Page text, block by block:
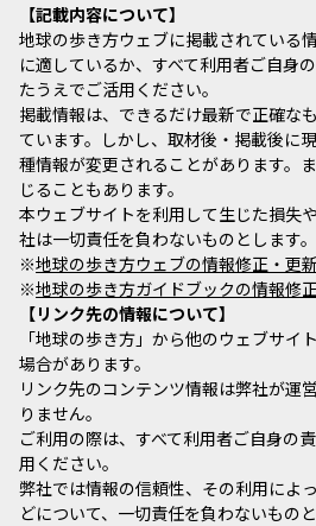
記載内容について
地球の歩き方ウェブに掲載されている
に適しているか、すべて利用者ご自身
たうえでご活用ください。
掲載情報は、できるだけ最新で正確な
ています。しかし、取材後・掲載後に
種情報が変更されることがあります。
じることもあります。
本ウェブサイトを利用して生じた損失
社は一切責任を負わないものとします。
※地球の歩き方ウェブの情報修正・更
※地球の歩き方ガイドブックの情報修
リンク先の情報について
「地球の歩き方」から他のウェブサイ
場合があります。
リンク先のコンテンツ情報は弊社が運
りません。
ご利用の際は、すべて利用者ご自身の
用ください。
弊社では情報の信頼性、その利用によ
どについて、一切責任を負わないものと